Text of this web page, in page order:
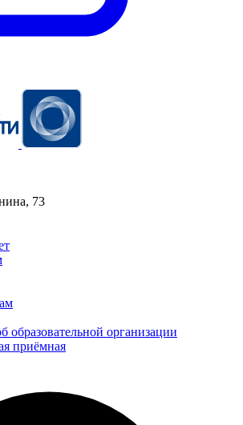
73
образовательной организации
приёмная